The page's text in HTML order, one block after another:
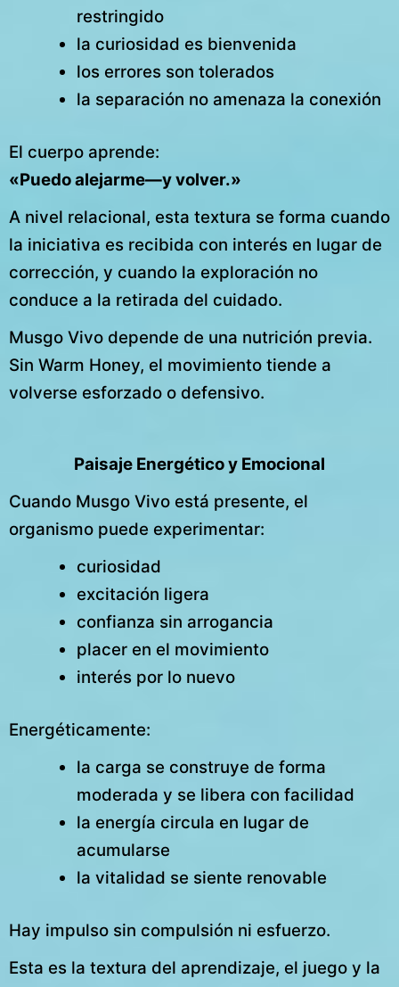
restringido
la curiosidad es bienvenida
los errores son tolerados
la separación no amenaza la conexión
El cuerpo aprende:
«Puedo alejarme—y volver.»
A nivel relacional, esta textura se forma cuando
la iniciativa es recibida con interés en lugar de
corrección, y cuando la exploración no
conduce a la retirada del cuidado.
Musgo Vivo depende de una nutrición previa.
Sin Warm Honey, el movimiento tiende a
volverse esforzado o defensivo.
Paisaje Energético y Emocional
Cuando Musgo Vivo está presente, el
organismo puede experimentar:
curiosidad
excitación ligera
confianza sin arrogancia
placer en el movimiento
interés por lo nuevo
Energéticamente:
la carga se construye de forma
moderada y se libera con facilidad
la energía circula en lugar de
acumularse
la vitalidad se siente renovable
Hay impulso sin compulsión ni esfuerzo.
Esta es la textura del aprendizaje, el juego y la